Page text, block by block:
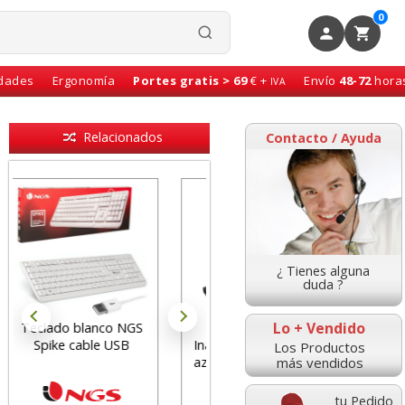
0
Ergonomía Portes gratis > 69€ + IVA Envío 48-72
Contacto / Ayuda
¿ Tienes alguna
duda ?
Lo + Vendido
Los Productos
más vendidos
tu Pedido
Relacionados
Raton óptico
Inálambrico sin cable,
Raton mini para
portatil, con Cable
retractil, óptico